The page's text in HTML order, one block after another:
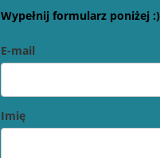
Wypełnij formularz poniżej :)
E-mail
Imię